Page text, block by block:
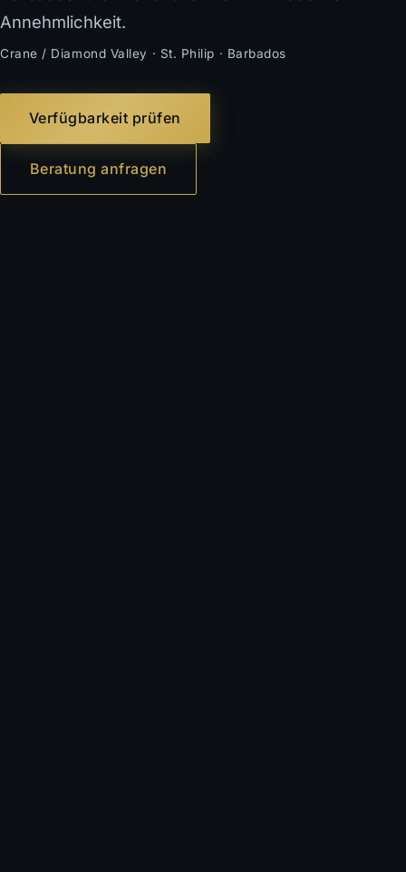
Annehmlichkeit.
Crane / Diamond Valley · St. Philip · Barbados
Verfügbarkeit prüfen
Beratung anfragen